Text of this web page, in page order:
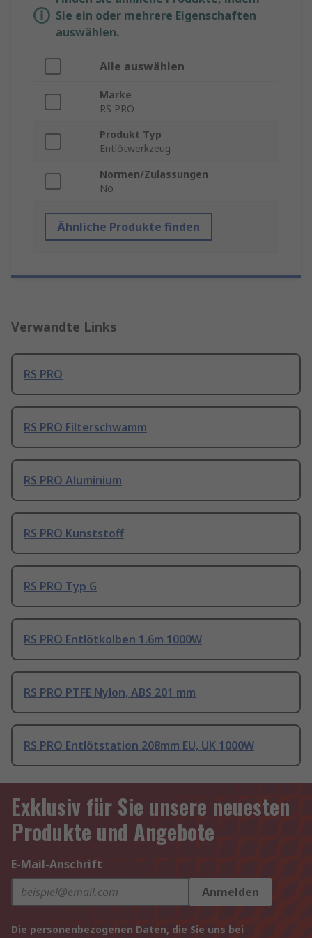
Sie ein oder mehrere Eigenschaften
auswählen.
Alle auswählen
Marke
RS PRO
Produkt Typ
Entlötwerkzeug
Normen/Zulassungen
No
Ähnliche Produkte finden
Verwandte Links
RS PRO
RS PRO Filterschwamm
RS PRO Aluminium
RS PRO Kunststoff
RS PRO Typ G
RS PRO Entlötkolben 1.6m 1000W
RS PRO PTFE Nylon, ABS 201 mm
RS PRO Entlötstation 208mm EU, UK 1000W
Exklusiv für Sie unsere neuesten
Produkte und Angebote
E-Mail-Anschrift
Anmelden
Die personenbezogenen Daten, die Sie uns bei